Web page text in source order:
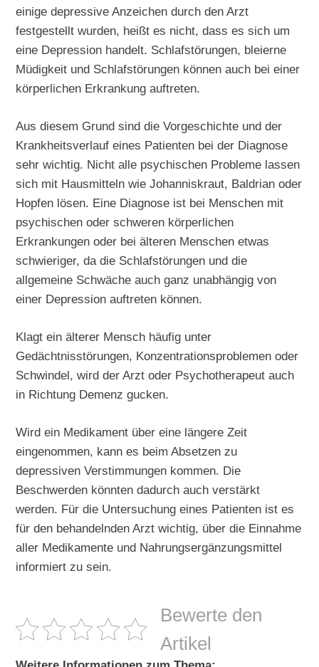
einige depressive Anzeichen durch den Arzt
festgestellt wurden, heißt es nicht, dass es sich um
eine Depression handelt. Schlafstörungen, bleierne
Müdigkeit und Schlafstörungen können auch bei einer
körperlichen Erkrankung auftreten.
Aus diesem Grund sind die Vorgeschichte und der
Krankheitsverlauf eines Patienten bei der Diagnose
sehr wichtig. Nicht alle psychischen Probleme lassen
sich mit Hausmitteln wie Johanniskraut, Baldrian oder
Hopfen lösen. Eine Diagnose ist bei Menschen mit
psychischen oder schweren körperlichen
Erkrankungen oder bei älteren Menschen etwas
schwieriger, da die Schlafstörungen und die
allgemeine Schwäche auch ganz unabhängig von
einer Depression auftreten können.
Klagt ein älterer Mensch häufig unter
Gedächtnisstörungen, Konzentrationsproblemen oder
Schwindel, wird der Arzt oder Psychotherapeut auch
in Richtung Demenz gucken.
Wird ein Medikament über eine längere Zeit
eingenommen, kann es beim Absetzen zu
depressiven Verstimmungen kommen. Die
Beschwerden könnten dadurch auch verstärkt
werden. Für die Untersuchung eines Patienten ist es
für den behandelnden Arzt wichtig, über die Einnahme
aller Medikamente und Nahrungsergänzungsmittel
informiert zu sein.
Bewerte den
Artikel